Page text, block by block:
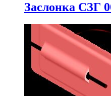
Заслонка СЗГ